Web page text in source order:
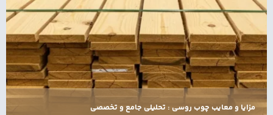
مزایا و معایب چوب روسی : تحلیلی جامع و تخصصی